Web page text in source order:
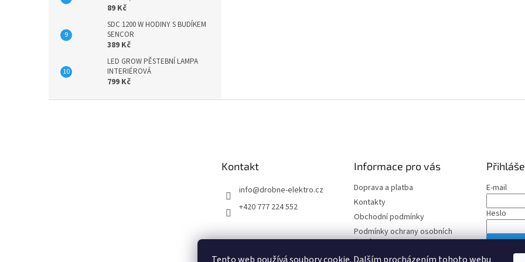
89 Kč
SDC 1200 W HODINY S BUDÍKEM
SENCOR
389 Kč
LED GROW PĚSTEBNÍ LAMPA
INTERIÉROVÁ
799 Kč
Kontakt
info@drobne-elektro.cz
+420 777 224 552
Informace pro vás
Doprava a platba
Kontakty
Obchodní podmínky
Podmínky ochrany osobních
údajů
E-mail
Heslo